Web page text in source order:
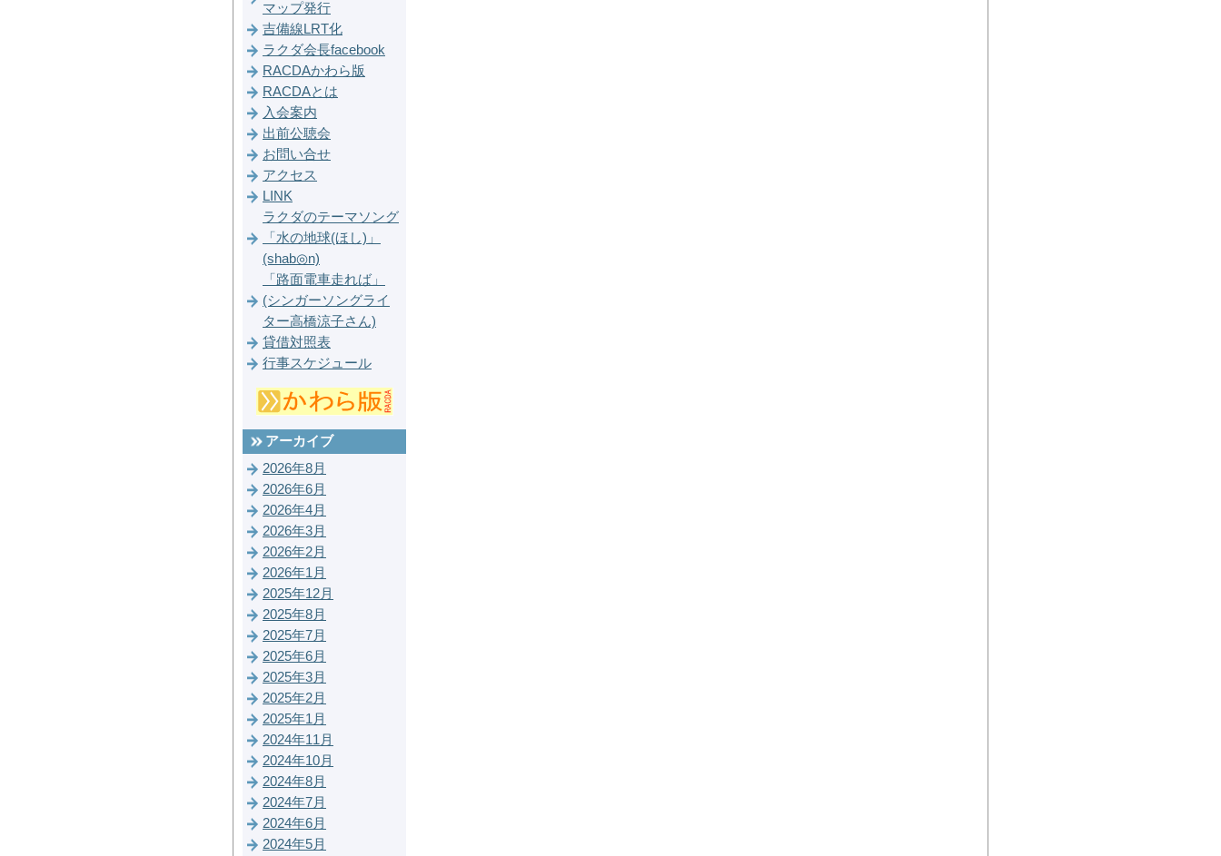
マップ発行
吉備線LRT化
ラクダ会長facebook
RACDAかわら版
RACDAとは
入会案内
出前公聴会
お問い合せ
アクセス
LINK
ラクダのテーマソング
「水の地球(ほし)」
(shab◎n)
「路面電車走れば」
(シンガーソングライ
ター高橋涼子さん)
貸借対照表
行事スケジュール
アーカイブ
2026年8月
2026年6月
2026年4月
2026年3月
2026年2月
2026年1月
2025年12月
2025年8月
2025年7月
2025年6月
2025年3月
2025年2月
2025年1月
2024年11月
2024年10月
2024年8月
2024年7月
2024年6月
2024年5月